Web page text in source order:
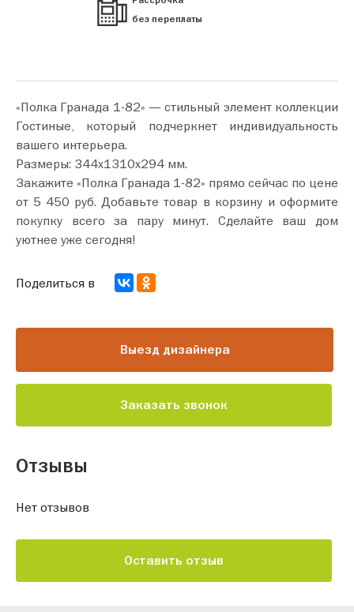
без переплаты
«Полка Гранада 1-82» — стильный элемент коллекции
Гостиные, который подчеркнет индивидуальность
вашего интерьера.
Размеры: 344х1310х294 мм.
Закажите «Полка Гранада 1-82» прямо сейчас по цене
от 5 450 руб. Добавьте товар в корзину и оформите
покупку всего за пару минут. Сделайте ваш дом
уютнее уже сегодня!
Выезд дизайнера
Заказать звонок
Поделиться в
Отзывы
Нет отзывов
Оставить отзыв